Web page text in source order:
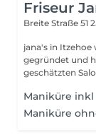
Friseur
Breite Straße 51
jana's in
gegründet und
geschätzten
Maniküre inkl
Maniküre